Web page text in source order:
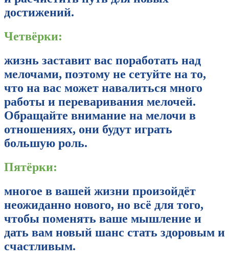
достижений.
Четвёрки:
жизнь заставит вас поработать над
мелочами, поэтому не сетуйте на то,
что на вас может навалиться много
работы и переваривания мелочей.
Обращайте внимание на мелочи в
отношениях, они будут играть
большую роль.
Пятёрки:
многое в вашей жизни произойдёт
неожиданно нового, но всё для того,
чтобы поменять ваше мышление и
дать вам новый шанс стать здоровым и
счастливым.